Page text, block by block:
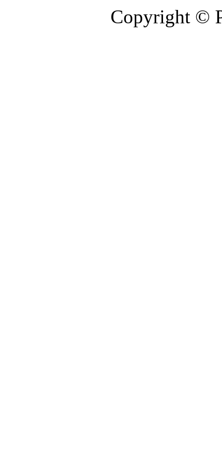
Copyright ©